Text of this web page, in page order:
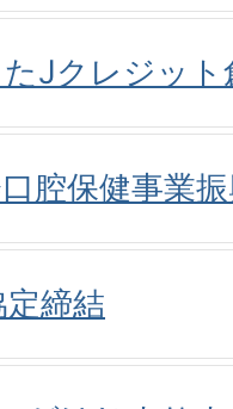
Jクレジット
腔保健事業
締結